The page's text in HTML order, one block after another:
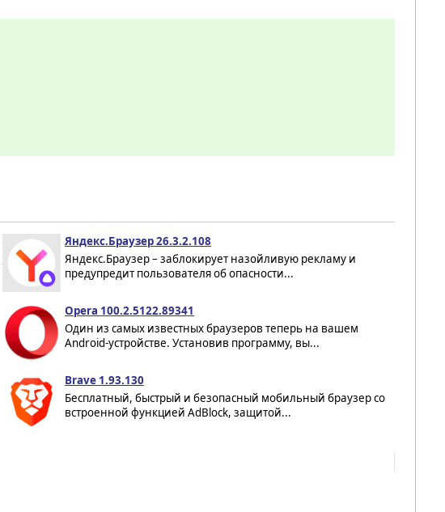
Яндекс.Браузер 26.3.2.108
Яндекс.Браузер – заблокирует назойливую рекламу и
предупредит пользователя об опасности...
Opera 100.2.5122.89341
Один из самых известных браузеров теперь на вашем
Android-устройстве. Установив программу, вы...
Brave 1.93.130
Бесплатный, быстрый и безопасный мобильный браузер со
встроенной функцией AdBlock, защитой...